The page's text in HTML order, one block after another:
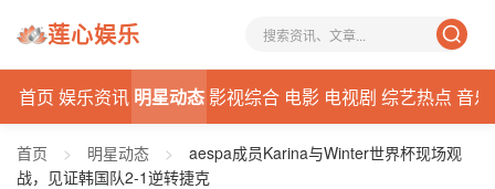
莲心娱乐
首页 娱乐资讯 明星动态 影视综合 电影 电视剧 综艺热点 音
首页 > 明星动态 >
aespa成员Karina与Winter世界杯现场观
战，见证韩国队2-1逆转捷克